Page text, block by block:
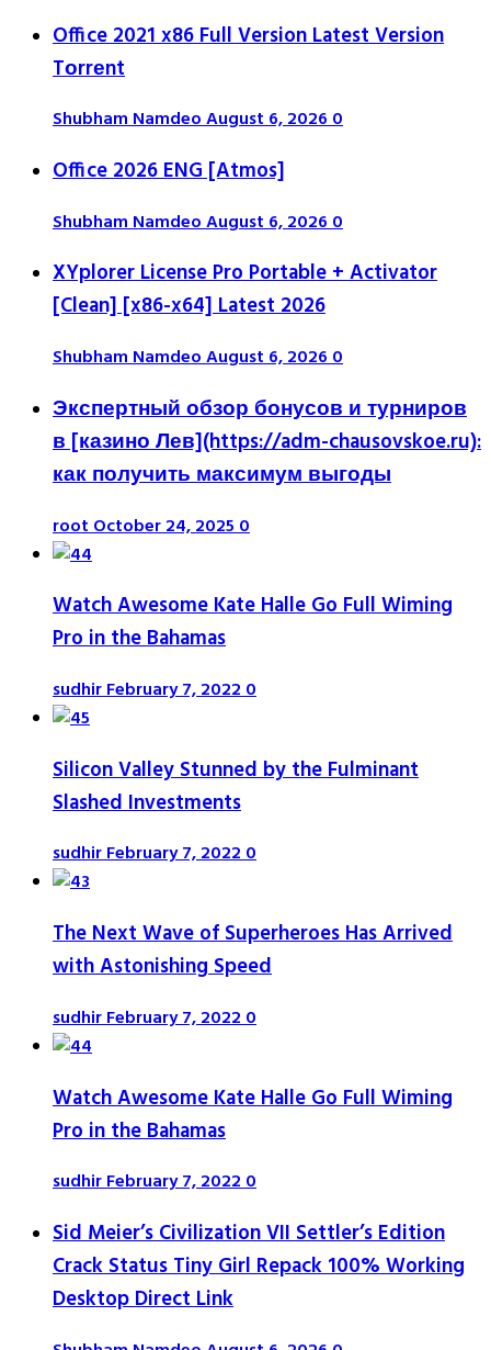
Office 2021 x86 Full Version Latest Version
Tоrrеnt
Shubham NamdeoAugust 6, 20260
Office 2026 ENG [Atmos]
Shubham NamdeoAugust 6, 20260
XYplorer License Pro Portable + Activator
[Clean] [x86-x64] Latest 2026
Shubham NamdeoAugust 6, 20260
Экспертный обзор бонусов и турниров
в [казино Лев](https://adm-chausovskoe.ru):
как получить максимум выгоды
rootOctober 24, 20250
Watch Awesome Kate Halle Go Full Wiming
Pro in the Bahamas
sudhirFebruary 7, 20220
Silicon Valley Stunned by the Fulminant
Slashed Investments
sudhirFebruary 7, 20220
The Next Wave of Superheroes Has Arrived
with Astonishing Speed
sudhirFebruary 7, 20220
Watch Awesome Kate Halle Go Full Wiming
Pro in the Bahamas
sudhirFebruary 7, 20220
Sid Meier’s Civilization VII Settler’s Edition
Crack Status Tiny Girl Repack 100% Working
Desktop Direct Link